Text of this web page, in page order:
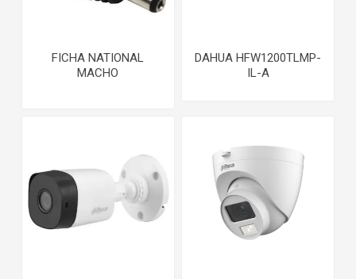
FICHA NATIONAL
MACHO
DAHUA HFW1200TLMP-
IL-A